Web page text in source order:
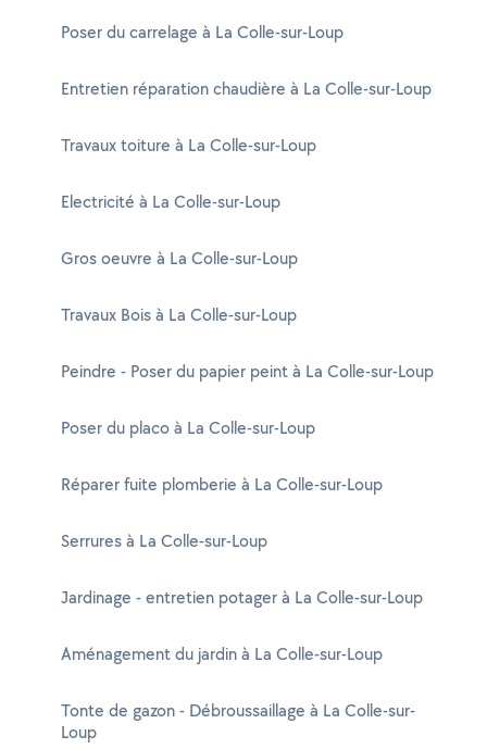
Poser du carrelage à La Colle-sur-Loup
Entretien réparation chaudière à La Colle-sur-Loup
Travaux toiture à La Colle-sur-Loup
Electricité à La Colle-sur-Loup
Gros oeuvre à La Colle-sur-Loup
Travaux Bois à La Colle-sur-Loup
Peindre - Poser du papier peint à La Colle-sur-Loup
Poser du placo à La Colle-sur-Loup
Réparer fuite plomberie à La Colle-sur-Loup
Serrures à La Colle-sur-Loup
Jardinage - entretien potager à La Colle-sur-Loup
Aménagement du jardin à La Colle-sur-Loup
Tonte de gazon - Débroussaillage à La Colle-sur-
Loup